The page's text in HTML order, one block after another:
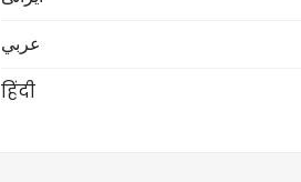
عربي
हिंदी